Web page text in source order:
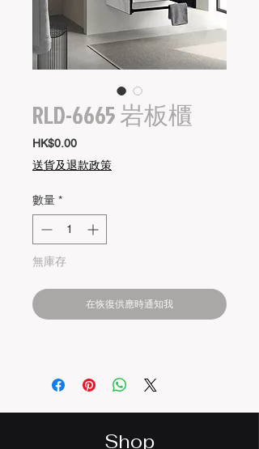
RLD-6665 岩板櫃
HK$0.00價
格
送貨及退款政策
數量 *
無庫存
在恢復供應時通知我
Shop